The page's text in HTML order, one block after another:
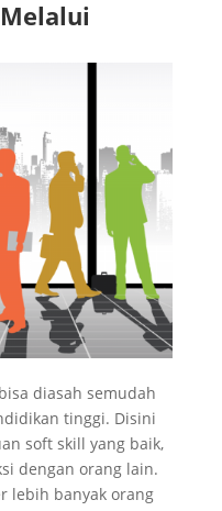
diasah semudah
tinggi. Disini
soft skill yang baik,
dengan orang lain.
lebih banyak orang